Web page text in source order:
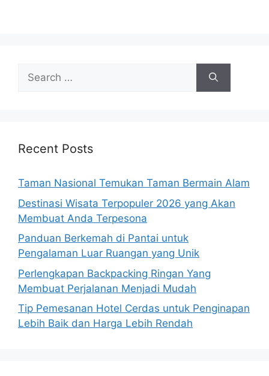
Search
for:
Recent Posts
Taman Nasional Temukan Taman Bermain Alam
Destinasi Wisata Terpopuler 2026 yang Akan
Membuat Anda Terpesona
Panduan Berkemah di Pantai untuk
Pengalaman Luar Ruangan yang Unik
Perlengkapan Backpacking Ringan Yang
Membuat Perjalanan Menjadi Mudah
Tip Pemesanan Hotel Cerdas untuk Penginapan
Lebih Baik dan Harga Lebih Rendah